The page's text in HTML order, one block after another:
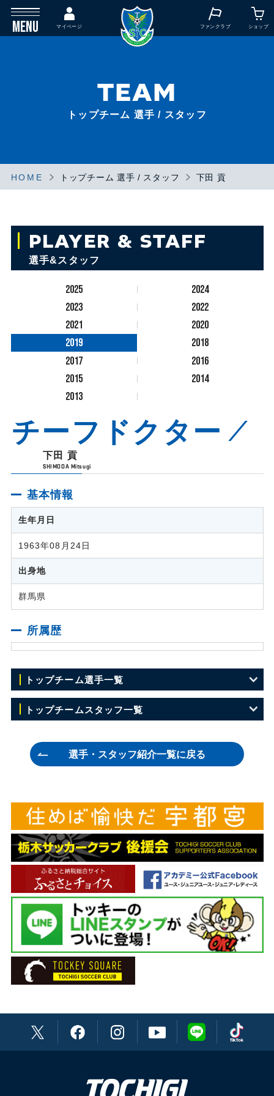
MENU マイページ ファンクラブ ショップ
TEAM
トップチーム 選手 / スタッフ
HOME トップチーム 選手 / スタッフ 下田 貢
PLAYER & STAFF
選手&スタッフ
2025
2024
2023
2022
2021
2020
2019
2018
2017
2016
2015
2014
2013
チーフドクター
下田 貢
SHIMODA Mitsugi
基本情報
生年月日
1963年08月24日
出身地
群馬県
所属歴
トップチーム選手一覧
GK 23 川田 修平
GK 50 ユ ヒョン
DF 4 藤原 広太朗
DF 7 菅 和範
DF 15 森下 怜哉
DF 18 坂田 良太
DF 22 メンデス
DF 27 久富 良輔
DF 28 温井 駿斗
DF 30 田代 雅也
DF 36 乾 大知
DF 45 瀬川 和樹
トップチームスタッフ一覧
ヘッドコーチ 吉澤 英生
GKコーチ 吉本 哲朗
チーフトレーナー 松本 祐太
トレーナー 溝口 徹
トレーナー 榮 裕二郎
通訳 (ポルトガル語) 渡辺 ブルーノ英男
通訳(韓国語) キム ドンギュ
主務 荒井 厚志
チーフドクター 下田 貢
ドクター 阿久津 仁
ドクター 倉持 太郎
選手・スタッフ紹介一覧に戻る